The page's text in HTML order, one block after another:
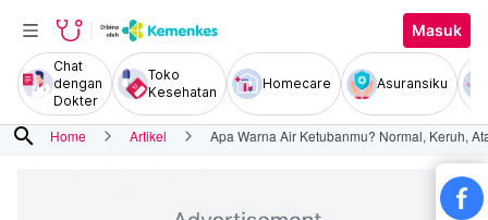
Masuk
Chat
dengan
Dokter
Toko
Kesehatan
Homecare Asuransiku
search Home Artikel Apa Warna Air Ketubanmu? Normal, Keruh,